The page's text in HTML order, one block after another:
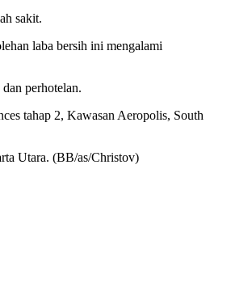
sakit.
laba bersih ini mengalami
perhotelan.
tahap 2, Kawasan Aeropolis, South
Utara. (BB/as/Christov)